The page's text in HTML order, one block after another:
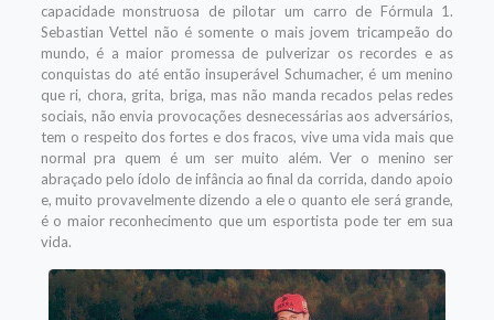
capacidade monstruosa de pilotar um carro de Fórmula 1.
Sebastian Vettel não é somente o mais jovem tricampeão do
mundo, é a maior promessa de pulverizar os recordes e as
conquistas do até então insuperável Schumacher, é um menino
que ri, chora, grita, briga, mas não manda recados pelas redes
sociais, não envia provocações desnecessárias aos adversários,
tem o respeito dos fortes e dos fracos, vive uma vida mais que
normal pra quem é um ser muito além. Ver o menino ser
abraçado pelo ídolo de infância ao final da corrida, dando apoio
e, muito provavelmente dizendo a ele o quanto ele será grande,
é o maior reconhecimento que um esportista pode ter em sua
vida.